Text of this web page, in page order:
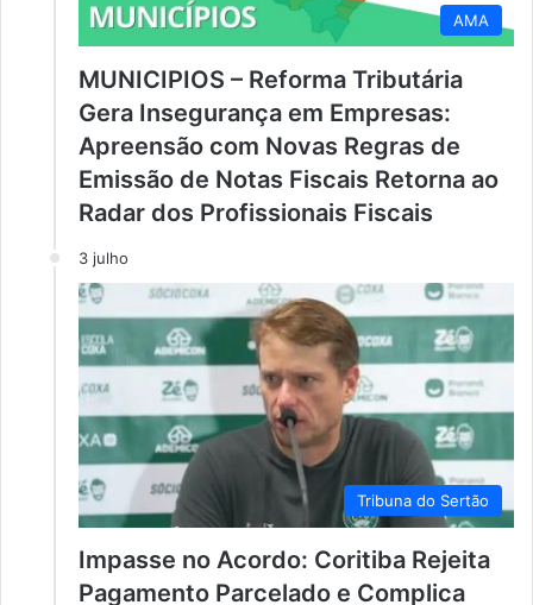
AMA
MUNICIPIOS – Reforma Tributária
Gera Insegurança em Empresas:
Apreensão com Novas Regras de
Emissão de Notas Fiscais Retorna ao
Radar dos Profissionais Fiscais
3 julho
Tribuna do Sertão
Impasse no Acordo: Coritiba Rejeita
Pagamento Parcelado e Complica